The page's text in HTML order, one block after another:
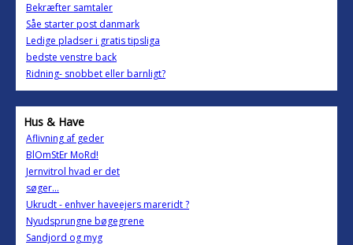
Bekræfter samtaler
Såe starter post danmark
Ledige pladser i gratis tipsliga
bedste venstre back
Ridning- snobbet eller barnligt?
Hus & Have
Aflivning af geder
BlOmStEr MoRd!
Jernvitrol hvad er det
søger...
Ukrudt - enhver haveejers mareridt ?
Nyudsprungne bøgegrene
Sandjord og myg